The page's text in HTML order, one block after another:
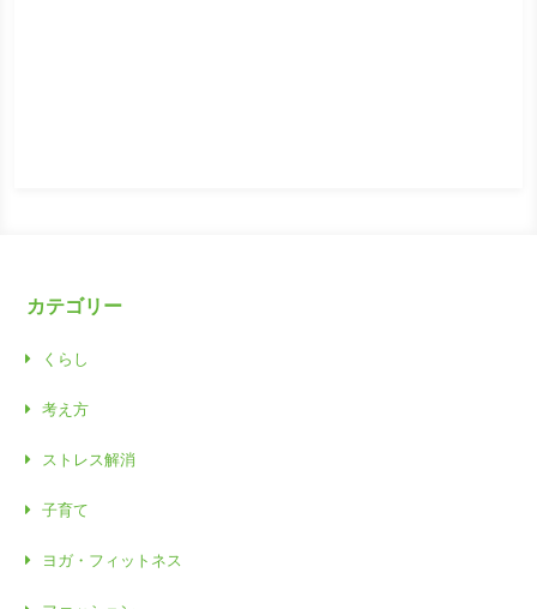
カテゴリー
くらし
考え方
ストレス解消
子育て
ヨガ・フィットネス